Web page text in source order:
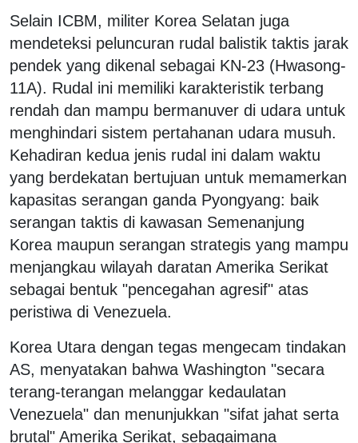
Selain ICBM, militer Korea Selatan juga
mendeteksi peluncuran rudal balistik taktis jarak
pendek yang dikenal sebagai KN-23 (Hwasong-
11A). Rudal ini memiliki karakteristik terbang
rendah dan mampu bermanuver di udara untuk
menghindari sistem pertahanan udara musuh.
Kehadiran kedua jenis rudal ini dalam waktu
yang berdekatan bertujuan untuk memamerkan
kapasitas serangan ganda Pyongyang: baik
serangan taktis di kawasan Semenanjung
Korea maupun serangan strategis yang mampu
menjangkau wilayah daratan Amerika Serikat
sebagai bentuk "pencegahan agresif" atas
peristiwa di Venezuela.
Korea Utara dengan tegas mengecam tindakan
AS, menyatakan bahwa Washington "secara
terang-terangan melanggar kedaulatan
Venezuela" dan menunjukkan "sifat jahat serta
brutal" Amerika Serikat, sebagaimana